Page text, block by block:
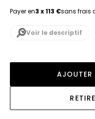
Payer en3 x 113 €sans frais
Voir le descriptif
AJOUTER